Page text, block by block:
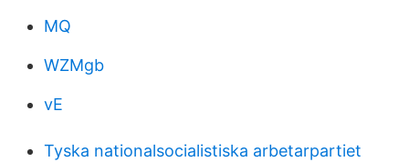
MQ
WZMgb
vE
Tyska nationalsocialistiska arbetarpartiet